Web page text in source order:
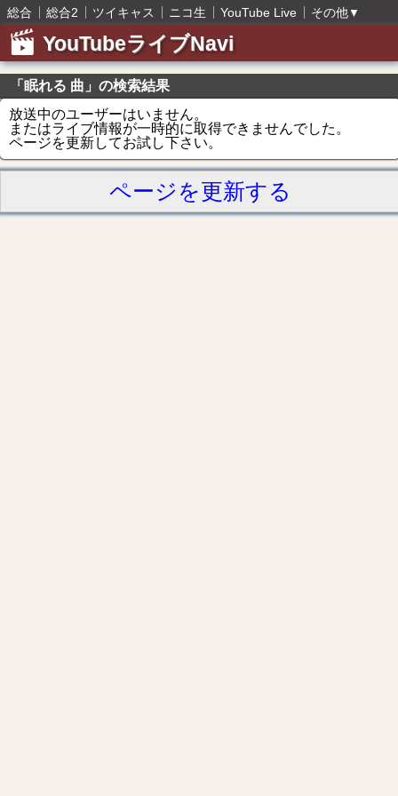
総合 総合2 ツイキャス ニコ生 YouTube Live その他▼
YouTubeライブNavi
「眠れる 曲」の検索結果
放送中のユーザーはいません。
またはライブ情報が一時的に取得できませんでした。
ページを更新してお試し下さい。
ページを更新する